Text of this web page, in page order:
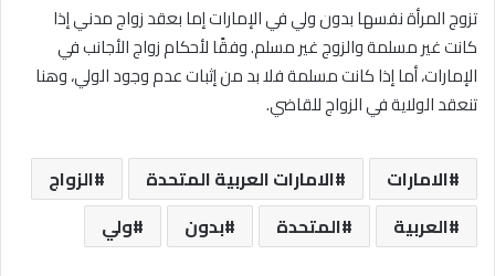
تزوج المرأة نفسها بدون ولي في الإمارات إما بعقد زواج مدني إذا
كانت غير مسلمة والزوج غير مسلم. وفقًا لأحكام زواج الأجانب في
الإمارات، أما إذا كانت مسلمة فلا بد من إثبات عدم وجود الولي، وهنا
تنعقد الولاية في الزواج للقاضي.
الامارات الامارات العربية المتحدة
الزواج
العربية
المتحدة بدون ولي